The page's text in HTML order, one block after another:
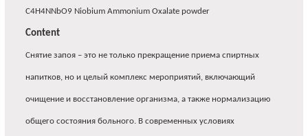
C4H4NNbO9 Niobium Ammonium Oxalate powder
Content
Снятие запоя – это не только прекращение приема спиртных
напитков, но и целый комплекс мероприятий, включающий
очищение и восстановление организма, а также нормализацию
общего состояния больного. В современных условиях